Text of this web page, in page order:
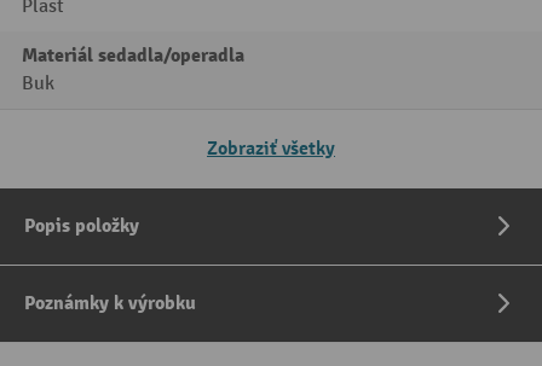
Plast
Materiál sedadla/operadla
Buk
Zobraziť všetky
Popis položky
Poznámky k výrobku